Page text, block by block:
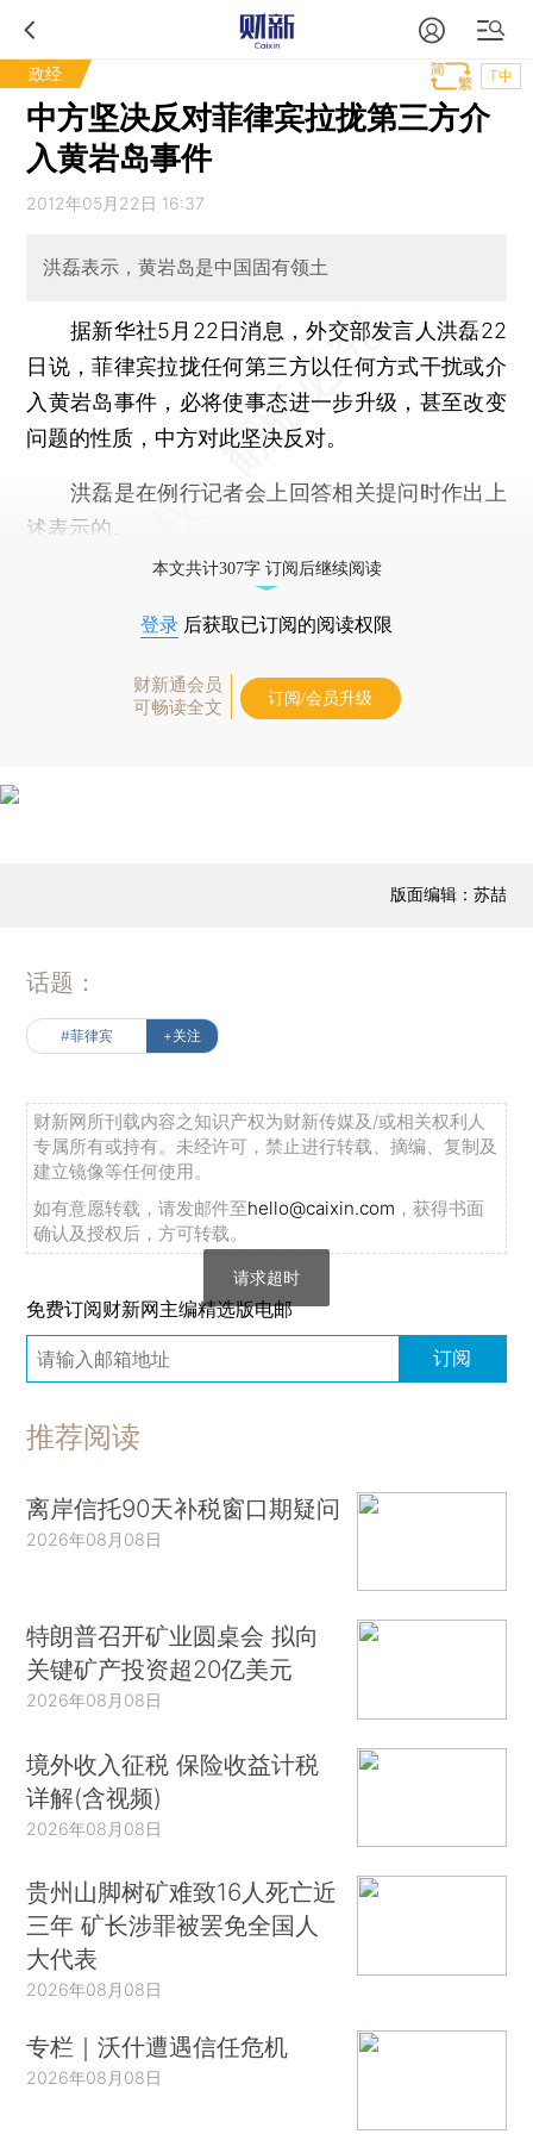
政经 T中
中方坚决反对菲律宾拉拢第三方介
入黄岩岛事件
2012年05月22日 16:37
洪磊表示，黄岩岛是中国固有领土
据新华社5月22日消息，外交部发言人洪磊22
日说，菲律宾拉拢任何第三方以任何方式干扰或介
入黄岩岛事件，必将使事态进一步升级，甚至改变
问题的性质，中方对此坚决反对。
洪磊是在例行记者会上回答相关提问时作出上
述表示的。
本文共计307字 订阅后继续阅读
登录 后获取已订阅的阅读权限
财新通会员
可畅读全文
订阅/会员升级
版面编辑：苏喆
话题：
#菲律宾 +关注
财新网所刊载内容之知识产权为财新传媒及/或相关权利人
专属所有或持有。未经许可，禁止进行转载、摘编、复制及
建立镜像等任何使用。
如有意愿转载，请发邮件至hello@caixin.com ，获得书面
确认及授权后，方可转载。
免费订阅财新网主编精选版电邮
订阅
推荐阅读
离岸信托90天补税窗口期疑问
2026年08月08日
特朗普召开矿业圆桌会 拟向
关键矿产投资超20亿美元
2026年08月08日
境外收入征税 保险收益计税
详解(含视频)
2026年08月08日
贵州山脚树矿难致16人死亡近
三年 矿长涉罪被罢免全国人
大代表
2026年08月08日
专栏｜沃什遭遇信任危机
2026年08月08日
请求超时